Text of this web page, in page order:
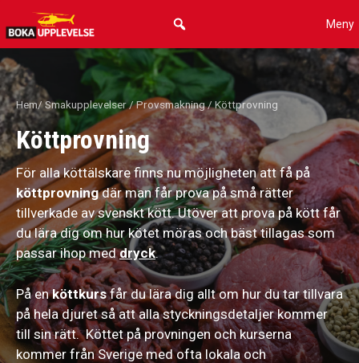
Hoppa
till
innehåll
Meny
Hem/Smakupplevelser/Provsmakning/ Köttprovning
Köttprovning
För alla köttälskare finns nu möjligheten att få på
köttprovningdär man får prova på små rätter
tillverkade av svenskt kött. Utöver att prova på kött får
du lära dig om hur kötet möras och bäst tillagas som
passar ihop meddryck.
På enköttkursfår du lära dig allt om hur du tar tillvara
på hela djuret så att alla styckningsdetaljer kommer
till sin rätt. Köttet på provningen och kurserna
kommer från Sverige med ofta lokala och